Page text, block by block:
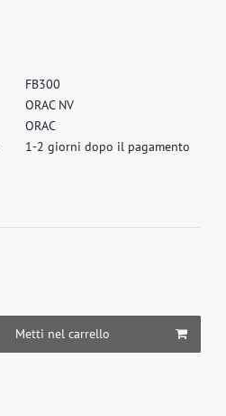
FB300
ORAC NV
ORAC
1-2 giorni dopo il pagamento
Metti nel carrello